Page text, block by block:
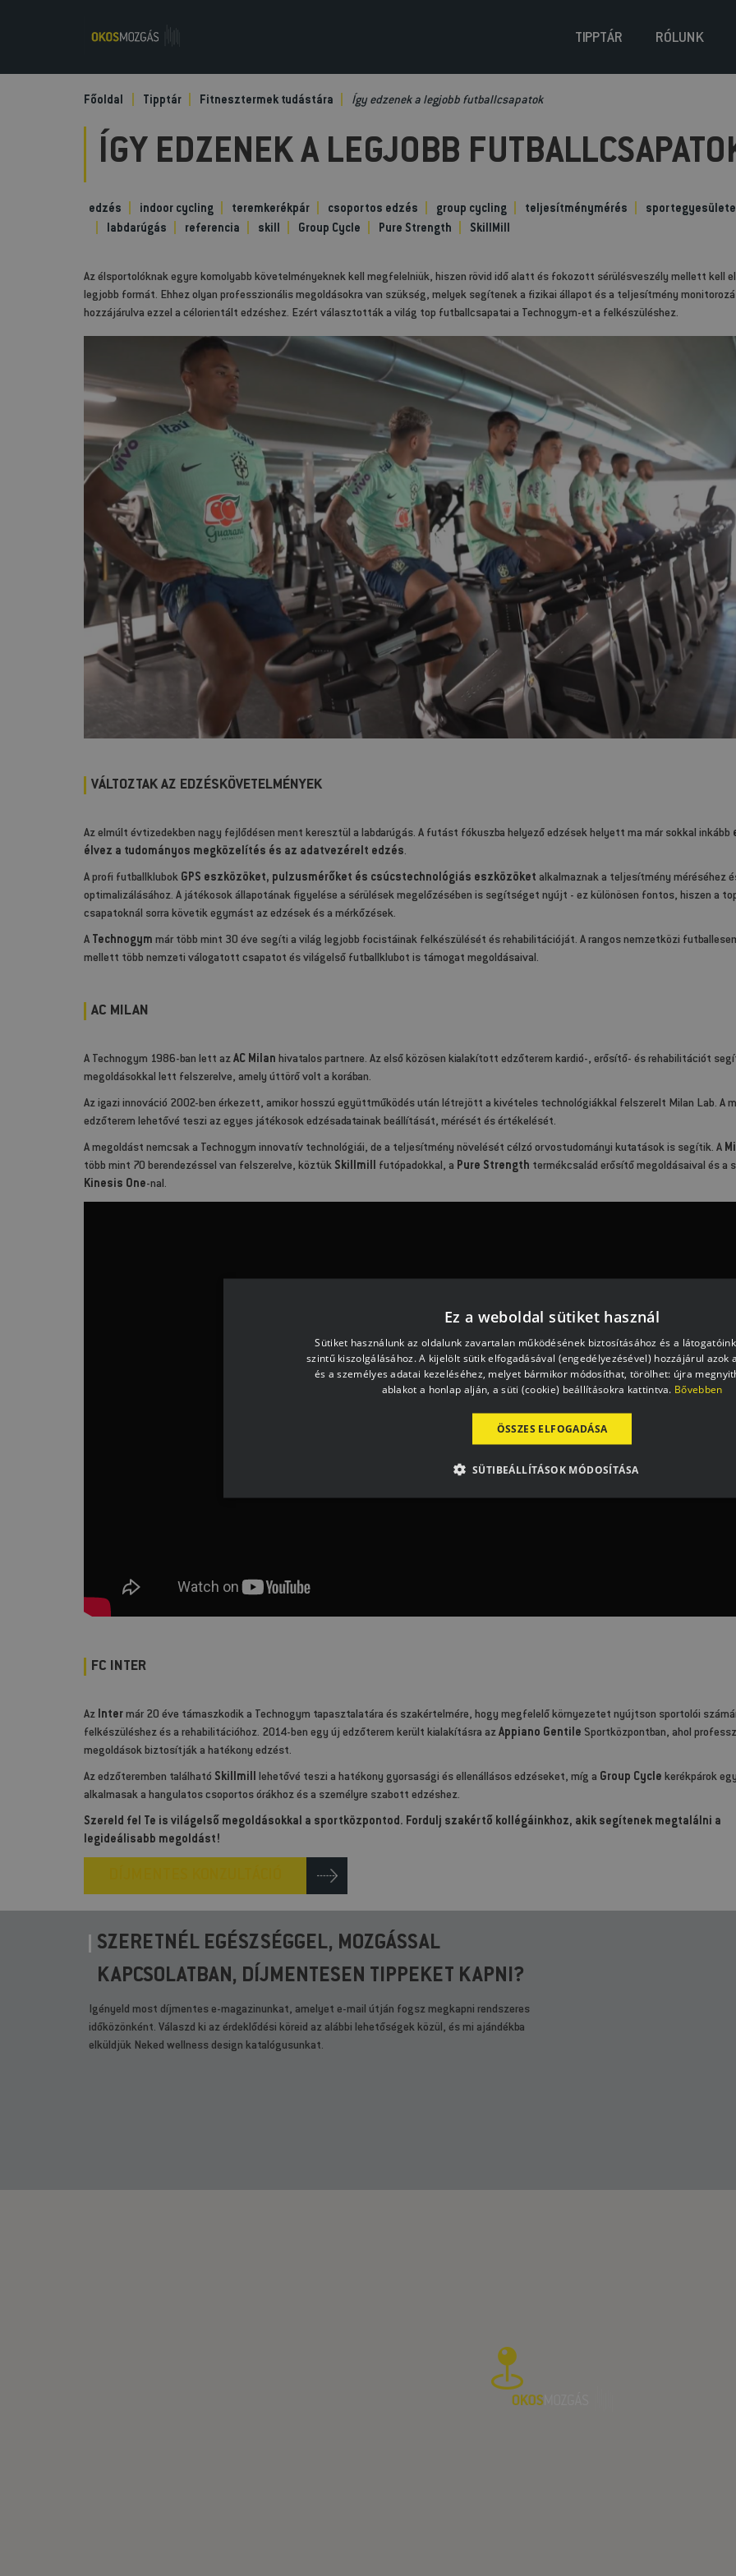
TIPPTÁR RÓLUNK
Főoldal Tipptár Fitnesztermek tudástára Így edzenek a legjobb futballcsapatok
ÍGY EDZENEK A LEGJOBB
edzés indoor cycling teremkerékpár csoportos edzés group cycling teljesítménymérés
labdarúgás
referencia skill Group Cycle Pure Strength SkillMill
Az élsportolóknak egyre komolyabb követelményeknek kell megfelelniük, hiszen rövid idő alatt és fokozott sérülésveszély mellett kell
legjobb formát. Ehhez olyan professzionális megoldásokra van szükség, melyek segítenek a fizikai állapot és a teljesítmény
hozzájárulva ezzel a célorientált edzéshez. Ezért választották a világ top futballcsapatai a Technogym-et a felkészüléshez.
VÁLTOZTAK AZ EDZÉSKÖVETELMÉNYEK
Az elmúlt évtizedekben nagy fejlődésen ment keresztül a labdarúgás. A futást fókuszba helyező edzések helyett ma már sokkal inkább
élvez a tudományos megközelítés és az adatvezérelt edzés.
A profi futballklubok GPS eszközöket, pulzusmérőket és csúcstechnológiás eszközöket alkalmaznak a teljesítmény méréséhez
optimalizálásához. A játékosok állapotának figyelése a sérülések megelőzésében is segítséget nyújt - ez különösen fontos, hiszen a
csapatoknál sorra követik egymást az edzések és a mérkőzések.
A Technogym már több mint 30 éve segíti a világ legjobb focistáinak felkészülését és rehabilitációját. A rangos nemzetközi
mellett több nemzeti válogatott csapatot és világelső futballklubot is támogat megoldásaival.
AC MILAN
A Technogym 1986-ban lett az AC Milan hivatalos partnere. Az első közösen kialakított edzőterem kardió-, erősítő- és rehabilitációt
megoldásokkal lett felszerelve, amely úttörő volt a korában.
Az igazi innováció 2002-ben érkezett, amikor hosszú együttműködés után létrejött a kivételes technológiákkal felszerelt Milan Lab. A
edzőterem lehetővé teszi az egyes játékosok edzésadatainak beállítását, mérését és értékelését.
A megoldást nemcsak a Technogym innovatív technológiái, de a teljesítmény növelését célzó orvostudományi kutatások is segítik. A
több mint 70 berendezéssel van felszerelve, köztük Skillmill futópadokkal, a Pure Strength termékcsalád erősítő megoldásaival és a
Kinesis One-nal.
FC INTER
Az Inter már 20 éve támaszkodik a Technogym tapasztalatára és szakértelmére, hogy megfelelő környezetet nyújtson sportolói
felkészüléshez és a rehabilitációhoz. 2014-ben egy új edzőterem került kialakításra az Appiano Gentile Sportközpontban, ahol
megoldások biztosítják a hatékony edzést.
Az edzőteremben található Skillmill lehetővé teszi a hatékony gyorsasági és ellenállásos edzéseket, míg a Group Cycle kerékpárok
alkalmasak a hangulatos csoportos órákhoz és a személyre szabott edzéshez.
Szereld fel Te is világelső megoldásokkal a sportközpontod. Fordulj szakértő kollégáinkhoz, akik segítenek megtalálni a
legideálisabb megoldást!
SZERETNÉL EGÉSZSÉGGEL, MOZGÁSSAL
KAPCSOLATBAN, DÍJMENTESEN TIPPEKET KAPNI?
Igényeld most díjmentes e-magazinunkat, amelyet e-mail útján fogsz megkapni rendszeres
időközönként. Válaszd ki az érdeklődési köreid az alábbi lehetőségek közül, és mi ajándékba
elküldjük Neked wellness design katalógusunkat.
Ez a weboldal sütiket használ
Sütiket használunk az oldalunk zavartalan működésének biztosításához és a
szintű kiszolgálásához. A kijelölt sütik elfogadásával (engedélyezésével) hozzájárul azok
és a személyes adatai kezeléséhez, melyet bármikor módosíthat, törölhet: újra
ablakot a honlap alján, a süti (cookie) beállításokra kattintva. Bővebben
ÖSSZES ELFOGADÁSA
SÜTIBEÁLLÍTÁSOK MÓDOSÍTÁSA